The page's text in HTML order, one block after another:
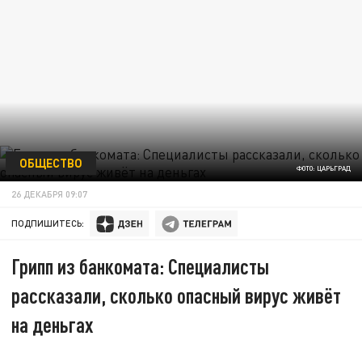
ФОТО: ЦАРЬГРАД
ОБЩЕСТВО
26 ДЕКАБРЯ 09:07
ПОДПИШИТЕСЬ:
Грипп из банкомата: Специалисты
рассказали, сколько опасный вирус живёт
на деньгах